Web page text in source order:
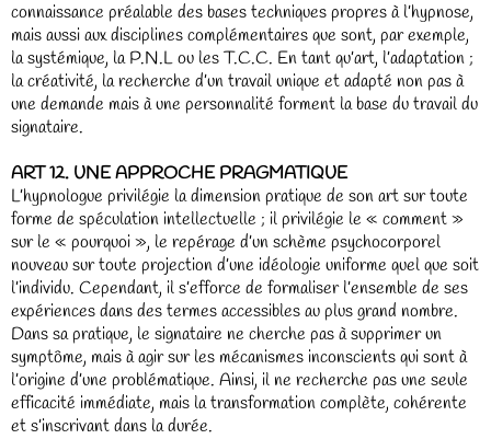
connaissance préalable des bases techniques propres à l’hypnose,
mais aussi aux disciplines complémentaires que sont, par exemple,
la systémique, la P.N.L ou les T.C.C. En tant qu’art, l’adaptation ;
la créativité, la recherche d’un travail unique et adapté non pas à
une demande mais à une personnalité forment la base du travail du
signataire.
ART 12. UNE APPROCHE PRAGMATIQUE
L’hypnologue privilégie la dimension pratique de son art sur toute
forme de spéculation intellectuelle ; il privilégie le « comment »
sur le « pourquoi », le repérage d’un schème psychocorporel
nouveau sur toute projection d’une idéologie uniforme quel que soit
l’individu. Cependant, il s’efforce de formaliser l’ensemble de ses
expériences dans des termes accessibles au plus grand nombre.
Dans sa pratique, le signataire ne cherche pas à supprimer un
symptôme, mais à agir sur les mécanismes inconscients qui sont à
l’origine d’une problématique. Ainsi, il ne recherche pas une seule
efficacité immédiate, mais la transformation complète, cohérente
et s’inscrivant dans la durée.